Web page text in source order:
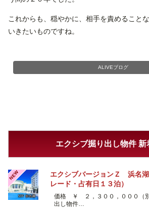
これからも、穏やかに、相手を責めること
いきたいものですね。
ALIVEブログ
エクシブ掘り出し物件 新
NEW
エクシブバージョンＺ 浜名
レード・占有日１３泊）
価格 ￥ ２，３００，０００（別
出し物件…